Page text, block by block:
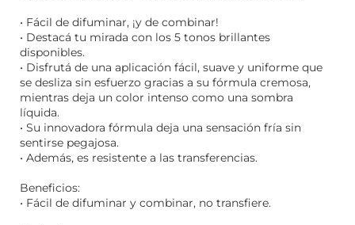
• Fácil de difuminar, ¡y de combinar!
• Destacá tu mirada con los 5 tonos brillantes
disponibles.
• Disfrutá de una aplicación fácil, suave y uniforme que
se desliza sin esfuerzo gracias a su fórmula cremosa,
mientras deja un color intenso como una sombra
líquida.
• Su innovadora fórmula deja una sensación fría sin
sentirse pegajosa.
• Además, es resistente a las transferencias.
Beneficios:
• Fácil de difuminar y combinar, no transfiere.